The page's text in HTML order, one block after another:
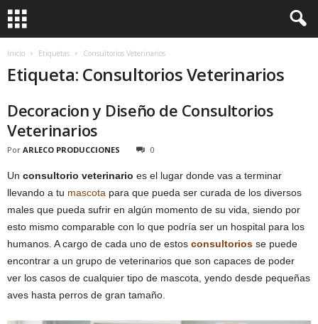
Inicio Etiquetas Consultorios Veterinarios
Etiqueta: Consultorios Veterinarios
Decoracion y Diseño de Consultorios
Veterinarios
Por ARLECO PRODUCCIONES 0
Un consultorio veterinario es el lugar donde vas a terminar
llevando a tu mascota para que pueda ser curada de los diversos
males que pueda sufrir en algún momento de su vida, siendo por
esto mismo comparable con lo que podría ser un hospital para los
humanos. A cargo de cada uno de estos consultorios se puede
encontrar a un grupo de veterinarios que son capaces de poder
ver los casos de cualquier tipo de mascota, yendo desde pequeñas
aves hasta perros de gran tamaño.